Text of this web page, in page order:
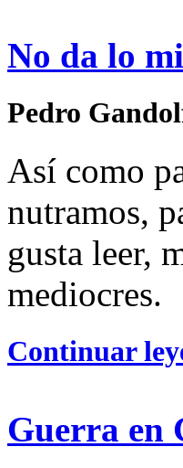
No da lo
Pedro
Así como
nutramos,
gusta leer,
mediocres.
Continuar
Guerra en